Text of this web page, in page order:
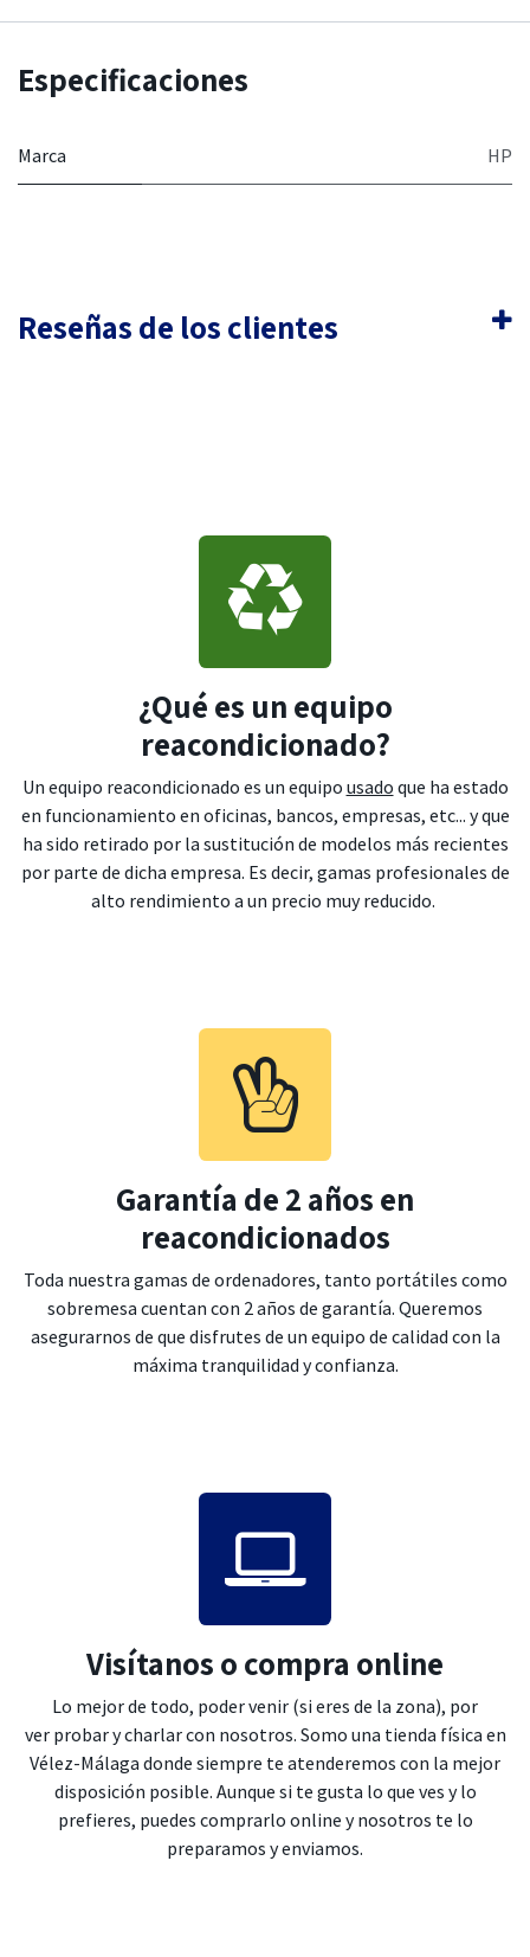
Especificaciones
Marca HP
Reseñas de los clientes
¿Qué es un equipo
reacondicionado?
Un equipo reacondicionado es un equipo usado que ha estado
en funcionamiento en oficinas, bancos, empresas, etc... y que
ha sido retirado por la sustitución de modelos más recientes
por parte de dicha empresa. Es decir, gamas profesionales de
alto rendimiento a un precio muy reducido.
Garantía de 2 años en
reacondicionados
Toda nuestra gamas de ordenadores, tanto portátiles como
sobremesa cuentan con 2 años de garantía. Queremos
asegurarnos de que disfrutes de un equipo de calidad con la
máxima tranquilidad y confianza.
Visítanos o compra online
Lo mejor de todo, poder venir (si eres de la zona), por
ver probar y charlar con nosotros. Somo una tienda física en
Vélez-Málaga donde siempre te atenderemos con la mejor
disposición posible. Aunque si te gusta lo que ves y lo
prefieres, puedes comprarlo online y nosotros te lo
preparamos y enviamos.